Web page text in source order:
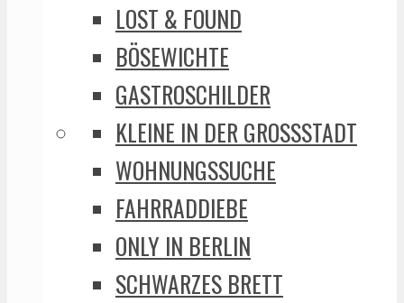
LOST & FOUND
BÖSEWICHTE
GASTROSCHILDER
KLEINE IN DER GROSSSTADT
WOHNUNGSSUCHE
FAHRRADDIEBE
ONLY IN BERLIN
SCHWARZES BRETT